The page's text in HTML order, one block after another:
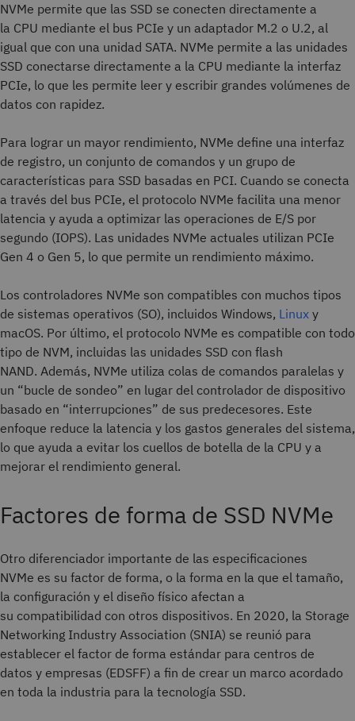
NVMe permite que las SSD se conecten directamente a
la CPU mediante el bus PCIe y un adaptador M.2 o U.2, al
igual que con una unidad SATA. NVMe permite a las unidades
SSD conectarse directamente a la CPU mediante la interfaz
PCIe, lo que les permite leer y escribir grandes volúmenes de
datos con rapidez.
Para lograr un mayor rendimiento, NVMe define una interfaz
de registro, un conjunto de comandos y un grupo de
características para SSD basadas en PCI. Cuando se conecta
a través del bus PCIe, el protocolo NVMe facilita una menor
latencia y ayuda a optimizar las operaciones de E/S por
segundo (IOPS). Las unidades NVMe actuales utilizan PCIe
Gen 4 o Gen 5, lo que permite un rendimiento máximo.
Los controladores NVMe son compatibles con muchos tipos
de sistemas operativos (SO), incluidos Windows, Linux y
macOS. Por último, el protocolo NVMe es compatible con todo
tipo de NVM, incluidas las unidades SSD con flash
NAND. Además, NVMe utiliza colas de comandos paralelas y
un “bucle de sondeo” en lugar del controlador de dispositivo
basado en “interrupciones” de sus predecesores. Este
enfoque reduce la latencia y los gastos generales del sistema,
lo que ayuda a evitar los cuellos de botella de la CPU y a
mejorar el rendimiento general.
Factores de forma de SSD NVMe
Otro diferenciador importante de las especificaciones
NVMe es su factor de forma, o la forma en la que el tamaño,
la configuración y el diseño físico afectan a
su compatibilidad con otros dispositivos. En 2020, la Storage
Networking Industry Association (SNIA) se reunió para
establecer el factor de forma estándar para centros de
datos y empresas (EDSFF) a fin de crear un marco acordado
en toda la industria para la tecnología SSD.